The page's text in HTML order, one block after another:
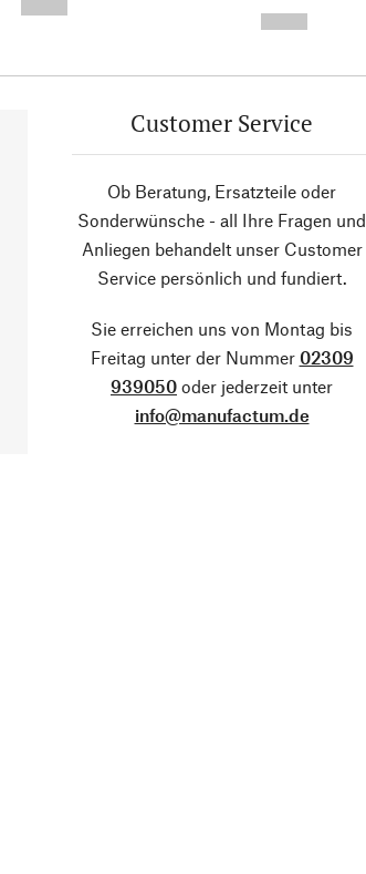
Customer Service
Ob Beratung, Ersatzteile oder
Sonderwünsche - all Ihre Fragen und
Anliegen behandelt unser Customer
Service persönlich und fundiert.
Sie erreichen uns von Montag bis
Freitag unter der Nummer 02309
939050 oder jederzeit unter
info@manufactum.de